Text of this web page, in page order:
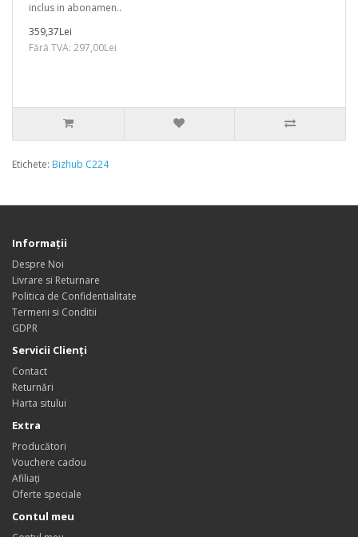
inclus in abonamen..
359,37Lei
Fără TVA: 297,00Lei
Etichete: Bizhub C224
Informaţii
Despre Noi
Livrare si Returnare
Politica de Confidentialitate
Termeni si Conditii
GDPR
Servicii Clienţi
Contact
Returnări
Harta sitului
Extra
Producători
Vouchere cadou
Afiliaţi
Oferte speciale
Contul meu